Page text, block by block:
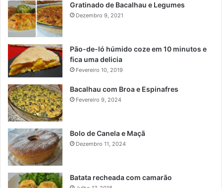
Gratinado de Bacalhau e Legumes
Dezembro 9, 2021
Pão-de-ló húmido coze em 10 minutos e
fica uma delicia
Fevereiro 10, 2019
Bacalhau com Broa e Espinafres
Fevereiro 9, 2024
Bolo de Canela e Maçã
Dezembro 11, 2024
Batata recheada com camarão